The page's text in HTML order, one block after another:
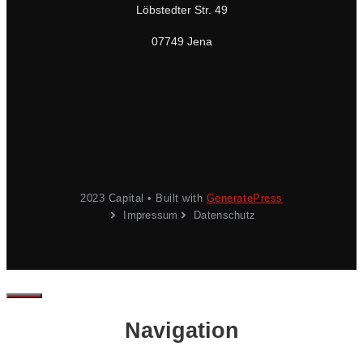
Löbstedter Str. 49
07749 Jena
2023 Capital • Built with GeneratePress
Impressum
Datenschutz
Schließen
Navigation